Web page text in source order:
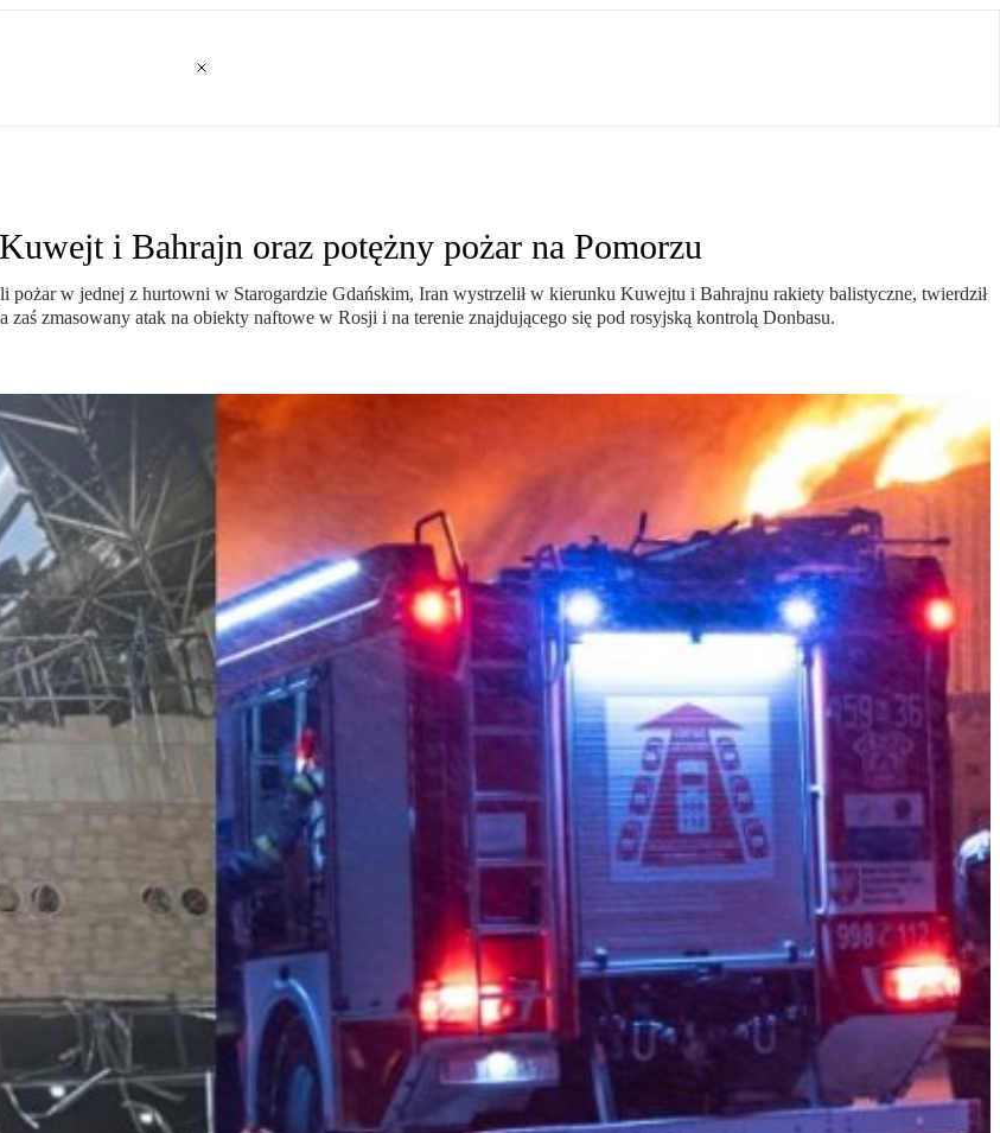
i Bahrajn oraz potężny pożar na Pomorzu
pożar w jednej z hurtowni w Starogardzie Gdańskim, Iran wystrzelił w kierunku Kuwejtu i Bahrajnu rakiety balistyczne, twierdził
zaś zmasowany atak na obiekty naftowe w Rosji i na terenie znajdującego się pod rosyjską kontrolą Donbasu.